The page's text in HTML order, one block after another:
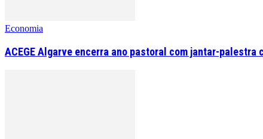
Economia
ACEGE Algarve encerra ano pastoral com jantar-